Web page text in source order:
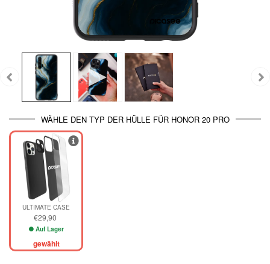
WÄHLE DEN TYP DER HÜLLE FÜR HONOR 20 PRO
ULTIMATE CASE
€29,90
Auf Lager
gewählt